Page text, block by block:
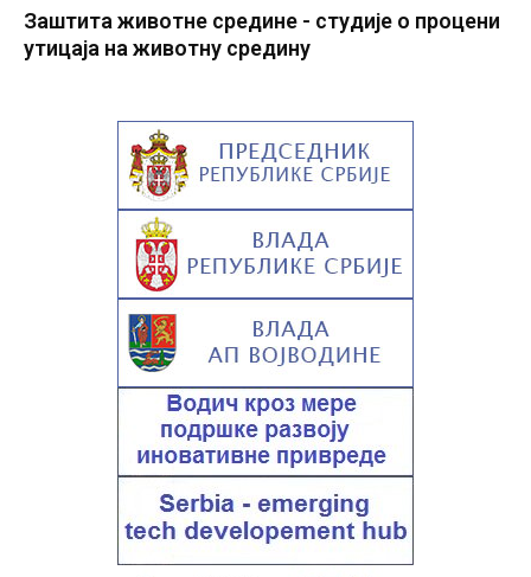
Заштита животне средине - студије о процени
утицаја на животну средину